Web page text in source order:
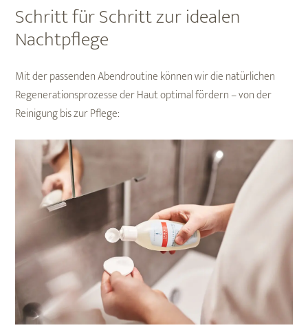
Schritt für Schritt zur idealen
Nachtpflege
Mit der passenden Abendroutine können wir die natürlichen
Regenerationsprozesse der Haut optimal fördern – von der
Reinigung bis zur Pflege: